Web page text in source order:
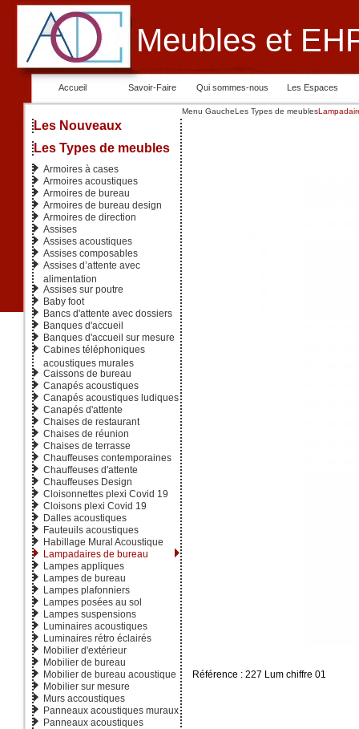
Meubles et
Accueil Savoir-Faire Qui sommes-nous Les Espaces
Les Nouveaux
Les Types de meubles
Armoires à cases
Armoires acoustiques
Armoires de bureau
Armoires de bureau design
Armoires de direction
Assises
Assises acoustiques
Assises composables
Assises d’attente avec
alimentation
Assises sur poutre
Baby foot
Bancs d'attente avec dossiers
Banques d'accueil
Banques d'accueil sur mesure
Cabines téléphoniques
acoustiques murales
Caissons de bureau
Canapés acoustiques
Canapés acoustiques ludiques
Canapés d'attente
Chaises de restaurant
Chaises de réunion
Chaises de terrasse
Chauffeuses contemporaines
Chauffeuses d'attente
Chauffeuses Design
Cloisonnettes plexi Covid 19
Cloisons plexi Covid 19
Dalles acoustiques
Fauteuils acoustiques
Habillage Mural Acoustique
Lampadaires de bureau
Lampes appliques
Lampes de bureau
Lampes plafonniers
Lampes posées au sol
Lampes suspensions
Luminaires acoustiques
Luminaires rétro éclairés
Mobilier d'extérieur
Mobilier de bureau
Mobilier de bureau acoustique
Mobilier sur mesure
Murs accoustiques
Panneaux acoustiques muraux
Panneaux acoustiques
Menu GaucheLes Types de meubles
Référence : 227 Lum chiffre 01